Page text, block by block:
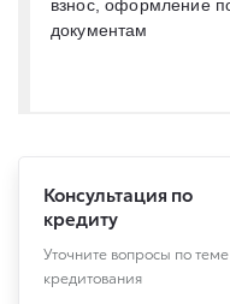
Консультация по
кредиту
Уточните вопросы по теме
кредитования